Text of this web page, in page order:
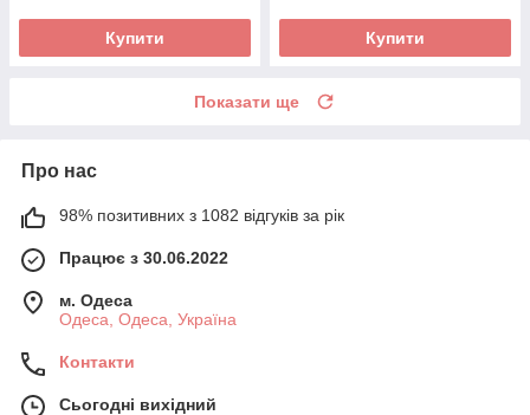
Купити Купити
Показати ще
Про нас
98% позитивних з 1082 відгуків за рік
Працює з 30.06.2022
м. Одеса
Одеса, Одеса, Україна
Контакти
Сьогодні вихідний